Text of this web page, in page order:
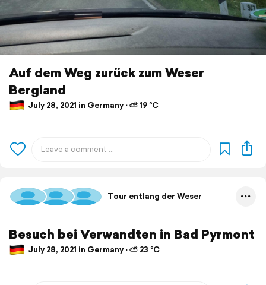
Auf dem Weg zurück zum Weser
Bergland
July 28, 2021 in Germany ⋅ ⛅ 19 °C
Tour entlang der Weser
Besuch bei Verwandten in Bad Pyrmont
July 28, 2021 in Germany ⋅ ⛅ 23 °C